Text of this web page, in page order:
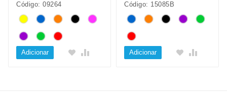
Código: 09264
Adicionar
Código: 15085B
Adicionar